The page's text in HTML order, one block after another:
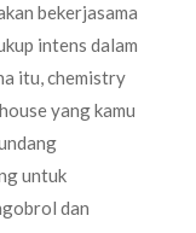
bekerjasama
intens dalam
itu, chemistry
yang kamu
untuk
dan